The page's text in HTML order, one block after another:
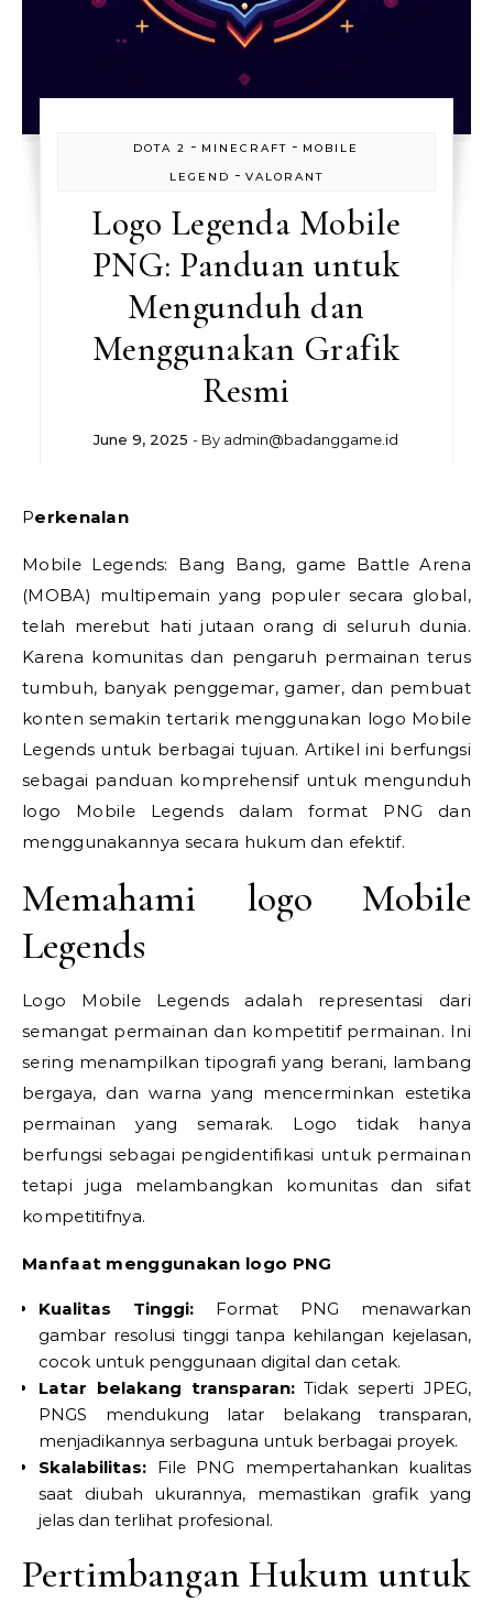
DOTA 2 - MINECRAFT - MOBILE
LEGEND - VALORANT
Logo Legenda Mobile
PNG: Panduan untuk
Mengunduh dan
Menggunakan Grafik
Resmi
June 9, 2025 - By admin@badanggame.id
Perkenalan
Mobile Legends: Bang Bang, game Battle Arena
(MOBA) multipemain yang populer secara global,
telah merebut hati jutaan orang di seluruh dunia.
Karena komunitas dan pengaruh permainan terus
tumbuh, banyak penggemar, gamer, dan pembuat
konten semakin tertarik menggunakan logo Mobile
Legends untuk berbagai tujuan. Artikel ini berfungsi
sebagai panduan komprehensif untuk mengunduh
logo Mobile Legends dalam format PNG dan
menggunakannya secara hukum dan efektif.
Memahami logo Mobile
Legends
Logo Mobile Legends adalah representasi dari
semangat permainan dan kompetitif permainan. Ini
sering menampilkan tipografi yang berani, lambang
bergaya, dan warna yang mencerminkan estetika
permainan yang semarak. Logo tidak hanya
berfungsi sebagai pengidentifikasi untuk permainan
tetapi juga melambangkan komunitas dan sifat
kompetitifnya.
Manfaat menggunakan logo PNG
Kualitas Tinggi: Format PNG menawarkan
gambar resolusi tinggi tanpa kehilangan kejelasan,
cocok untuk penggunaan digital dan cetak.
Latar belakang transparan:Tidak seperti JPEG,
PNGS mendukung latar belakang transparan,
menjadikannya serbaguna untuk berbagai proyek.
Skalabilitas: File PNG mempertahankan kualitas
saat diubah ukurannya, memastikan grafik yang
jelas dan terlihat profesional.
Pertimbangan Hukum untuk